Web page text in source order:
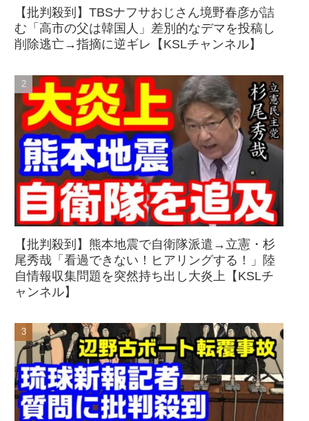
【批判殺到】TBSナフサおじさん境野春彦が詰
む「高市の父は韓国人」差別的なデマを投稿し
削除逃亡→指摘に逆ギレ【KSLチャンネル】
【批判殺到】熊本地震で自衛隊派遣→立憲・杉
尾秀哉「看過できない！ヒアリングする！」陸
自情報収集問題を突然持ち出し大炎上【KSLチ
ャンネル】